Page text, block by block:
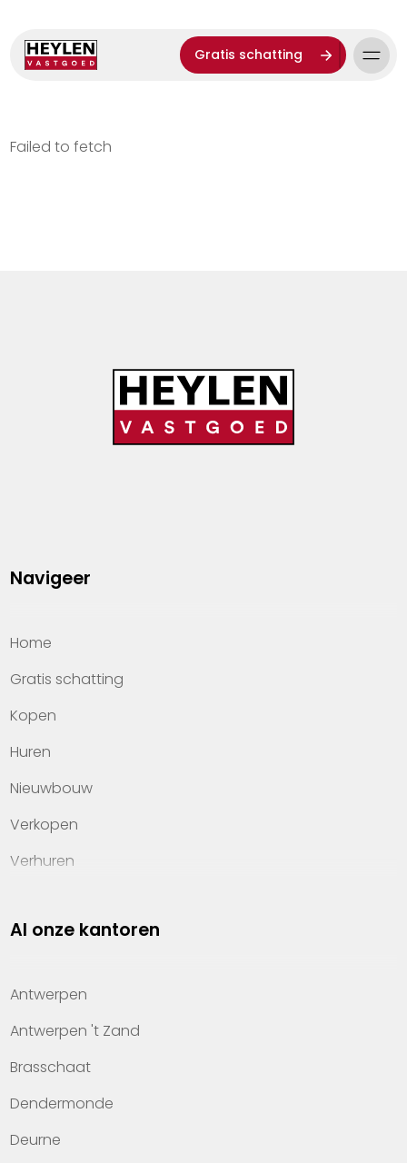
Gratis schatting
Failed to fetch
Navigeer
Home
Gratis schatting
Kopen
Huren
Nieuwbouw
Verkopen
Verhuren
Property management
Kennis van wonen
Kantoren
Veelgestelde vragen
Werken bij Heylen Vastgoed
Contact
Al onze kantoren
Antwerpen
Antwerpen 't Zand
Brasschaat
Dendermonde
Deurne